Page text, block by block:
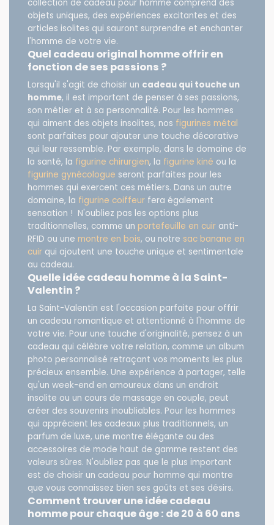
collection de cadeau pour homme comprend des
objets uniques, des expériences excitantes et des
articles isolites qui sauront surprendre et enchanter
l'homme de votre vie.
Quel cadeau original homme offrir en
fonction de ses passions ?
Lorsqu'il s'agit de choisir un cadeau qui touche un
homme, il est important de penser à ses passions,
son métier et à sa personnalité. Pour les hommes
qui aiment des objets insolites, nos figurines métal
sont parfaites pour ajouter une touche décorative
qui leur ressemble. Par exemple, dans le domaine de
la santé, la figurine chirurgien, la figurine kiné ou la
figurine gynécologue seront parfaites pour les
hommes qui exercent ces métiers. Dans un autre
domaine, la figurine coiffeur fera également
sensation ! N'oubliez pas les options plus
traditionnelles, comme un portefeuille en cuir anti-
RFID ou une montre en bois, ou notre sac banane en
cuir qui ajoutent une touche unique et sentimentale
au cadeau.
Quelle idée cadeau homme à la Saint-
Valentin ?
La Saint-Valentin est l'occasion parfaite pour offrir
un cadeau romantique et attentionné à l'homme de
votre vie. Pour une touche d'originalité, pensez à un
cadeau qui célèbre votre relation, comme un album
photo personnalisé retraçant vos moments les plus
précieux ensemble. Une expérience à partager, telle
qu'un week-end en amoureux dans un endroit
insolite ou un cours de massage en couple, peut
créer des souvenirs inoubliables. Pour les hommes
qui apprécient les cadeaux plus traditionnels, un
parfum de luxe, une montre élégante ou des
accessoires de mode haut de gamme restent des
valeurs sûres. N'oubliez pas que le plus important
est de choisir un cadeau pour homme qui montre
que vous connaissez bien ses goûts et ses désirs.
Comment trouver une idée cadeau
homme pour chaque âge : de 20 à 60 ans